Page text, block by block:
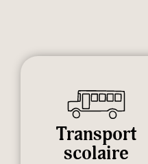
Transport
scolaire